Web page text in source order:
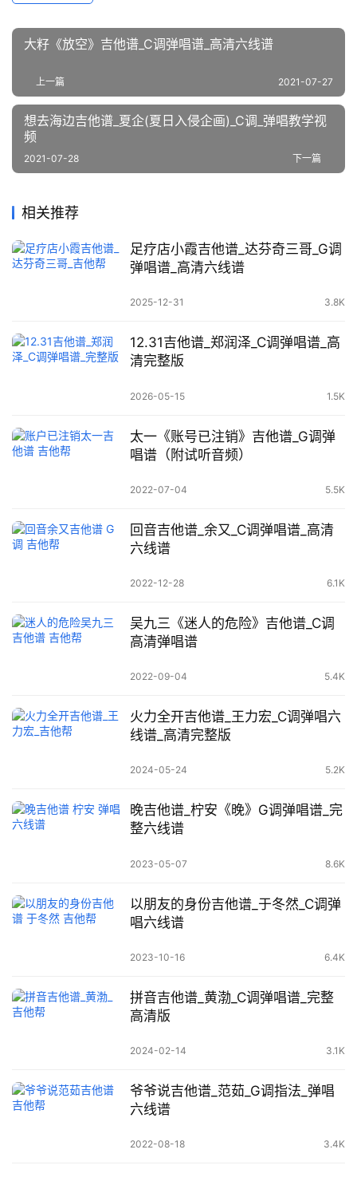
大籽《放空》吉他谱_C调弹唱谱_高清六线谱
上一篇 2021-07-27
想去海边吉他谱_夏企(夏日入侵企画)_C调_弹唱教学视
频
下一篇
2021-07-28
相关推荐
足疗店小霞吉他谱_达芬奇三哥_G调
弹唱谱_高清六线谱
2025-12-31 3.8K
12.31吉他谱_郑润泽_C调弹唱谱_高
清完整版
2026-05-15 1.5K
太一《账号已注销》吉他谱_G调弹
唱谱（附试听音频）
2022-07-04 5.5K
回音吉他谱_余又_C调弹唱谱_高清
六线谱
2022-12-28 6.1K
吴九三《迷人的危险》吉他谱_C调
高清弹唱谱
2022-09-04 5.4K
火力全开吉他谱_王力宏_C调弹唱六
线谱_高清完整版
2024-05-24 5.2K
晚吉他谱_柠安《晚》G调弹唱谱_完
整六线谱
2023-05-07 8.6K
以朋友的身份吉他谱_于冬然_C调弹
唱六线谱
2023-10-16 6.4K
拼音吉他谱_黄渤_C调弹唱谱_完整
高清版
2024-02-14 3.1K
爷爷说吉他谱_范茹_G调指法_弹唱
六线谱
2022-08-18 3.4K